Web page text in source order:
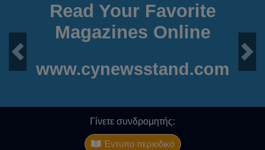
Read Your Favorite
Magazines Online
Next
www.cynewsstand.com
Γίνετε συνδρομητής:
Έντυπο περιοδικό